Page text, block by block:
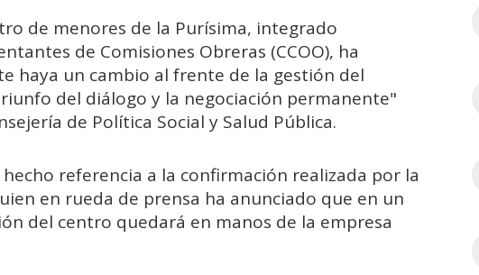
de menores de la Purísima, integrado
de Comisiones Obreras (CCOO), ha
haya un cambio al frente de la gestión del
del diálogo y la negociación permanente"
de Política Social y Salud Pública.
referencia a la confirmación realizada por la
en rueda de prensa ha anunciado que en un
del centro quedará en manos de la empresa